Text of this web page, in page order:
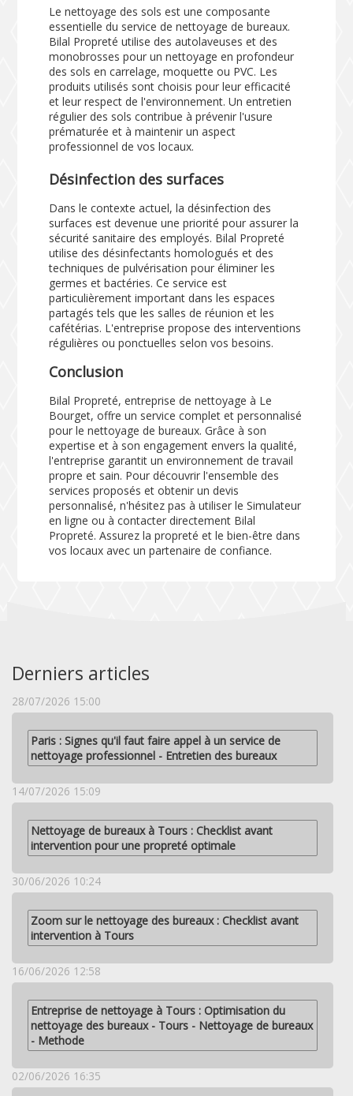
Le nettoyage des sols est une composante
essentielle du service de nettoyage de bureaux.
Bilal Propreté utilise des autolaveuses et des
monobrosses pour un nettoyage en profondeur
des sols en carrelage, moquette ou PVC. Les
produits utilisés sont choisis pour leur efficacité
et leur respect de l'environnement. Un entretien
régulier des sols contribue à prévenir l'usure
prématurée et à maintenir un aspect
professionnel de vos locaux.
Désinfection des surfaces
Dans le contexte actuel, la désinfection des
surfaces est devenue une priorité pour assurer la
sécurité sanitaire des employés. Bilal Propreté
utilise des désinfectants homologués et des
techniques de pulvérisation pour éliminer les
germes et bactéries. Ce service est
particulièrement important dans les espaces
partagés tels que les salles de réunion et les
cafétérias. L'entreprise propose des interventions
régulières ou ponctuelles selon vos besoins.
Conclusion
Bilal Propreté, entreprise de nettoyage à Le
Bourget, offre un service complet et personnalisé
pour le nettoyage de bureaux. Grâce à son
expertise et à son engagement envers la qualité,
l'entreprise garantit un environnement de travail
propre et sain. Pour découvrir l'ensemble des
services proposés et obtenir un devis
personnalisé, n'hésitez pas à utiliser leSimulateur
en ligne ou à contacter directement Bilal
Propreté. Assurez la propreté et le bien-être dans
vos locaux avec un partenaire de confiance.
Derniers articles
28/07/2026 15:00
Paris : Signes qu'il faut faire appel à un service de
nettoyage professionnel - Entretien des bureaux
14/07/2026 15:09
Nettoyage de bureaux à Tours : Checklist avant
intervention pour une propreté optimale
30/06/2026 10:24
Zoom sur le nettoyage des bureaux : Checklist avant
intervention à Tours
16/06/2026 12:58
Entreprise de nettoyage à Tours : Optimisation du
nettoyage des bureaux - Tours - Nettoyage de bureaux
- Methode
02/06/2026 16:35